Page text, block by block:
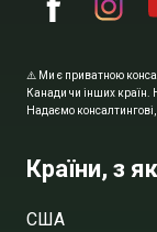
⚠️ Ми є приватною
Канади чи інших
Надаємо
Країни, з
США